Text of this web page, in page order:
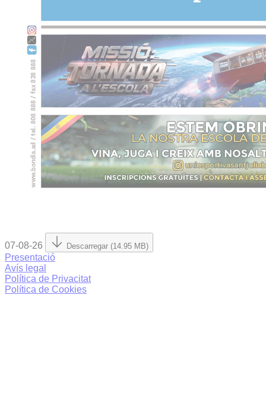
07-08-26 Descarregar (14.95 MB)
Presentació
Avís legal
Política de Privacitat
Política de Cookies